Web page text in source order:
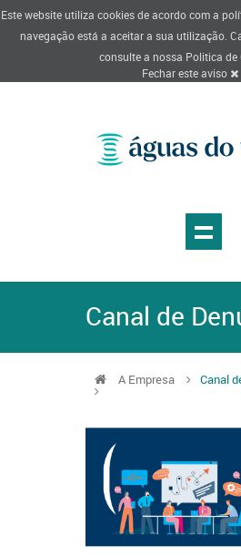
Este website utiliza cookies de acordo com a
navegação está a aceitar a sua utilização.
consulte a nossa Politica de
Fechar este aviso
Canal de
A Empresa Canal